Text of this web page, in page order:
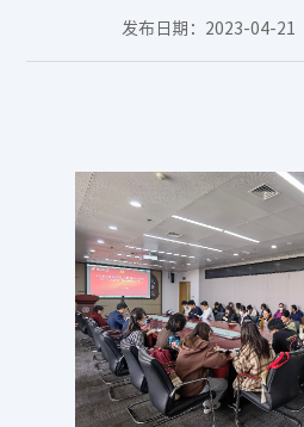
发布日期：2023-04-21